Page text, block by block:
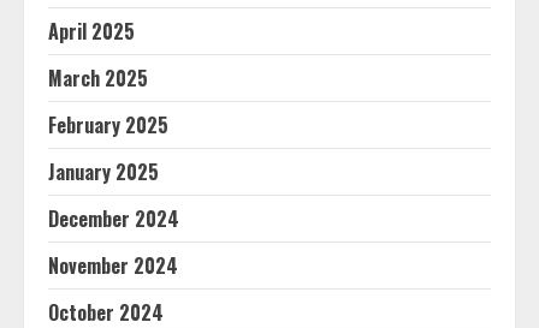
April 2025
March 2025
February 2025
January 2025
December 2024
November 2024
October 2024